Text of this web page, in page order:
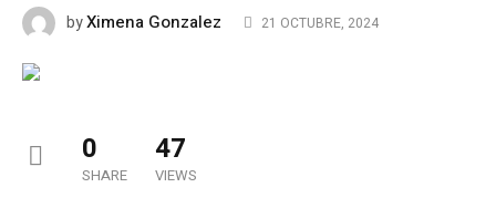
byXimena Gonzalez 21 OCTUBRE, 2024
0
SHARE
47
VIEWS